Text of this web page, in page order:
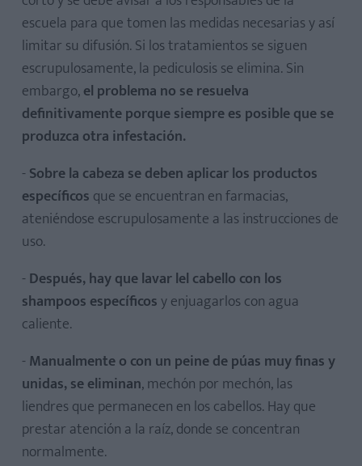
escuela para que tomen las medidas necesarias y así
limitar su difusión. Si los tratamientos se siguen
escrupulosamente, la pediculosis se elimina. Sin
embargo,el problema no se resuelva
definitivamente porque siempre es posible que se
produzca otra infestación.
- Sobre la cabeza se deben aplicar los productos
específicos que se encuentran en farmacias,
ateniéndose escrupulosamente a las instrucciones de
uso.
- Después, hay que lavar lel cabello con los
shampoos específicosy enjuagarlos con agua
caliente.
- Manualmente o con un peine de púas muy finas y
unidas, se eliminan, mechón por mechón, las
liendres que permanecen en los cabellos. Hay que
prestar atención a la raíz, donde se concentran
normalmente.